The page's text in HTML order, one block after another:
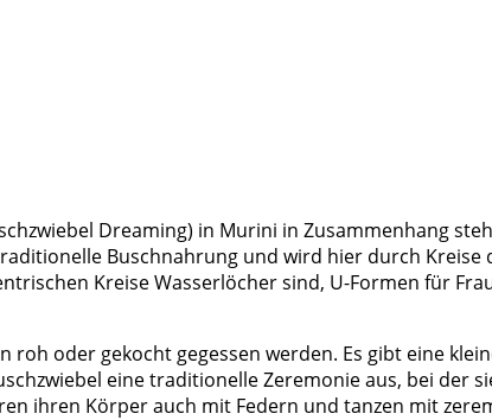
Dreaming) in Murini in Zusammenhang
Buschnahrung und wird hier durch
Kreise Wasserlöcher sind, U-Formen für
oder gekocht gegessen werden. Es gibt eine
eine traditionelle Zeremonie aus, bei
ihren Körper auch mit Federn und tanzen mit